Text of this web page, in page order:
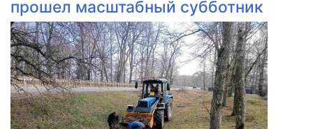
прошел масштабный субботник